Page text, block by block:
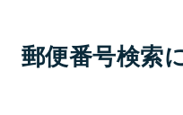
郵便番号検索